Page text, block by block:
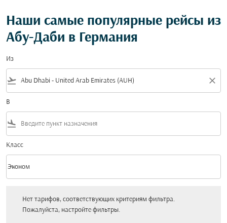
Наши самые популярные рейсы из
Абу-Даби в Германия
Из
flight_takeoff close
В
flight_land
Класс
Класс option Эконом Selected
Эконом
keyboard_arrow_down
Нет тарифов, соответствующих критериям фильтра.
Пожалуйста, настройте фильтры.